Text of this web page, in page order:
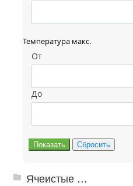
Температура макс.
От
До
Ячеистые грязезащитные покрытия